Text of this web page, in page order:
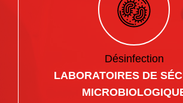
Désinfection
LABORATOIRES DE